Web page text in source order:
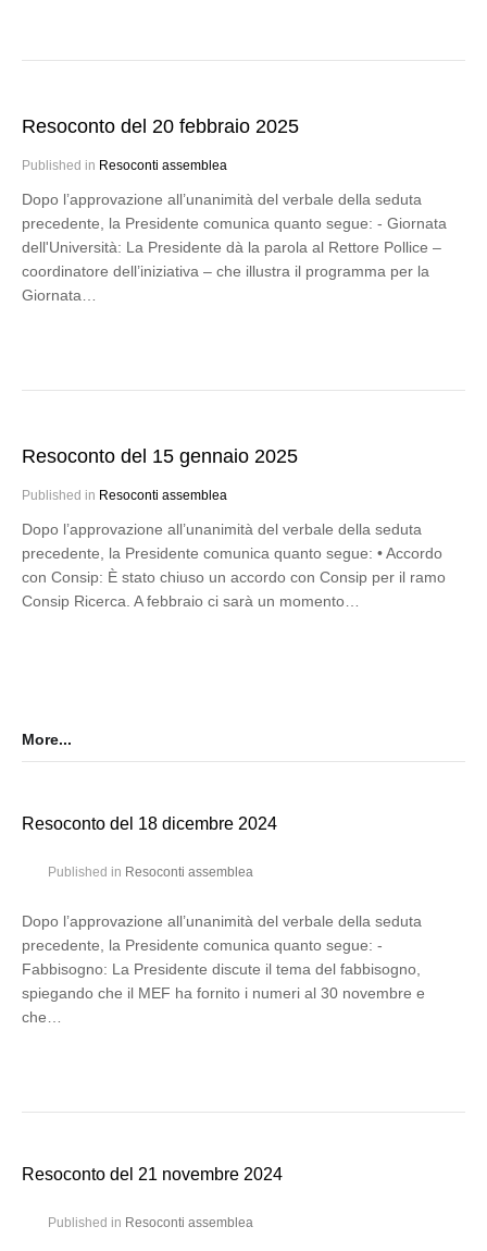
Resoconto del 20 febbraio 2025
Published in Resoconti assemblea
Dopo l’approvazione all’unanimità del verbale della seduta
precedente, la Presidente comunica quanto segue: - Giornata
dell'Università: La Presidente dà la parola al Rettore Pollice –
coordinatore dell’iniziativa – che illustra il programma per la
Giornata…
Resoconto del 15 gennaio 2025
Published in Resoconti assemblea
Dopo l’approvazione all’unanimità del verbale della seduta
precedente, la Presidente comunica quanto segue: • Accordo
con Consip: È stato chiuso un accordo con Consip per il ramo
Consip Ricerca. A febbraio ci sarà un momento…
More...
Resoconto del 18 dicembre 2024
Published in Resoconti assemblea
Dopo l’approvazione all’unanimità del verbale della seduta
precedente, la Presidente comunica quanto segue: -
Fabbisogno: La Presidente discute il tema del fabbisogno,
spiegando che il MEF ha fornito i numeri al 30 novembre e
che…
Resoconto del 21 novembre 2024
Published in Resoconti assemblea